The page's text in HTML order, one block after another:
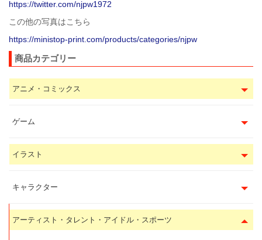
https://twitter.com/njpw1972
この他の写真はこちら
https://ministop-print.com/products/categories/njpw
商品カテゴリー
アニメ・コミックス
ゲーム
イラスト
キャラクター
アーティスト・タレント・アイドル・スポーツ